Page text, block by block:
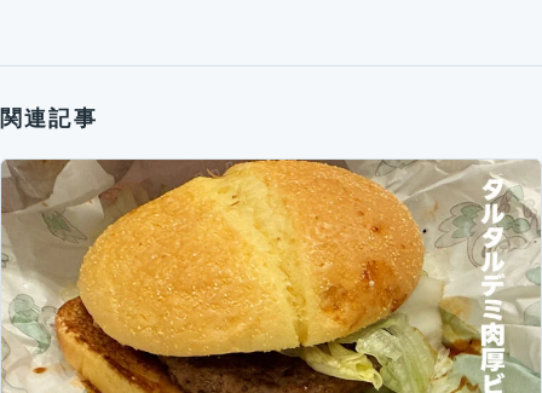
関連記事